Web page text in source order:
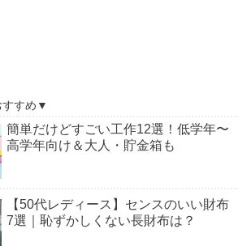
すすめ▼
簡単だけどすごい工作12選！低学年〜
高学年向け＆大人・貯金箱も
【50代レディース】センスのいい財布
7選｜恥ずかしくない長財布は？